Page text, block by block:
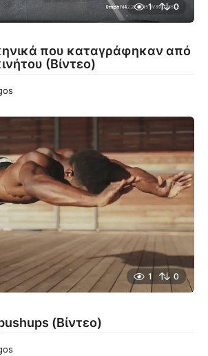
1 0
που καταγράφηκαν από
(Βίντεο)
1 0
(Βίντεο)